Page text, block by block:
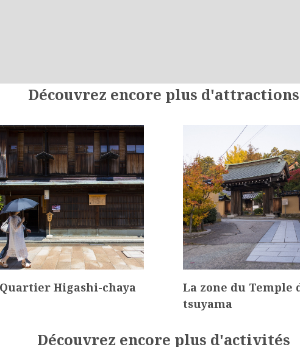
Découvrez encore plus d'attractions
Quartier Higashi-chaya
La zone du Temple
tsuyama
Découvrez encore plus d'activités